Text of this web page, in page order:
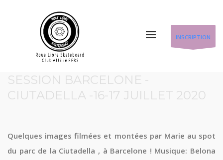
INSCRIPTION
SESSION BARCELONE -
CIUTADELLA -16-17 JUILLET 2020
Quelques images filmées et montées par Marie au spot
du parc de la Ciutadella , à Barcelone ! Musique: Belona